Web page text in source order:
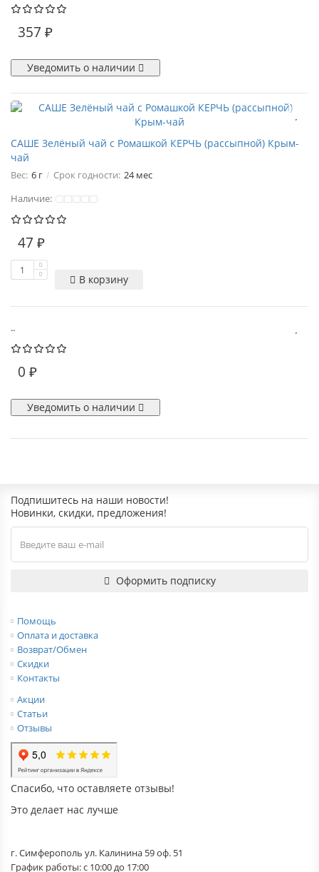
357 ₽
Уведомить о наличии
САШЕ Зелёный чай с Ромашкой КЕРЧЬ (рассыпной) Крым-
чай
Вес: 6 г Срок годности: 24 мес
Наличие:
47 ₽
В корзину
..
0 ₽
Уведомить о наличии
Подпишитесь на наши новости!
Новинки, скидки, предложения!
Оформить подписку
Помощь
Оплата и доставка
Возврат/Обмен
Скидки
Контакты
Акции
Статьи
Отзывы
Спасибо, что оставляете отзывы!
Это делает нас лучше
г. Симферополь ул. Калинина 59 оф. 51
График работы: с 10:00 до 17:00